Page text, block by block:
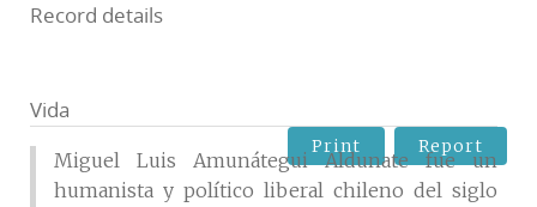
Record details
Vida
Miguel Luis Amunátegui Aldunate fue un
humanista y político liberal chileno del siglo
Print Report